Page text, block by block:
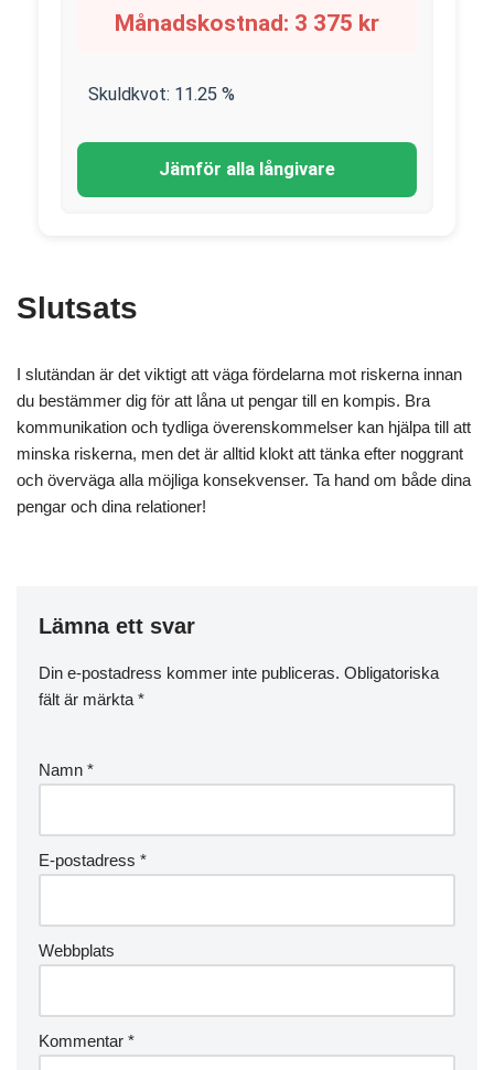
Månadskostnad: 3 375 kr
Skuldkvot: 11.25 %
Jämför alla långivare
Slutsats
I slutändan är det viktigt att väga fördelarna mot riskerna innan
du bestämmer dig för att låna ut pengar till en kompis. Bra
kommunikation och tydliga överenskommelser kan hjälpa till att
minska riskerna, men det är alltid klokt att tänka efter noggrant
och överväga alla möjliga konsekvenser. Ta hand om både dina
pengar och dina relationer!
Lämna ett svar
Din e-postadress kommer inte publiceras. Obligatoriska
fält är märkta *
Namn *
E-postadress *
Webbplats
Kommentar *